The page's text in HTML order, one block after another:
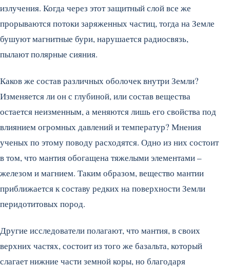
излучения. Когда через этот защитный слой все же
прорываются потоки заряженных частиц, тогда на Земле
бушуют магнитные бури, нарушается радиосвязь,
пылают полярные сияния.
Каков же состав различных оболочек внутри Земли?
Изменяется ли он с глубиной, или состав вещества
остается неизменным, а меняются лишь его свойства под
влиянием огромных давлений и температур? Мнения
ученых по этому поводу расходятся. Одно из них состоит
в том, что мантия обогащена тяжелыми элементами –
железом и магнием. Таким образом, вещество мантии
приближается к составу редких на поверхности Земли
перидотитовых пород.
Другие исследователи полагают, что мантия, в своих
верхних частях, состоит из того же базальта, который
слагает нижние части земной коры, но благодаря